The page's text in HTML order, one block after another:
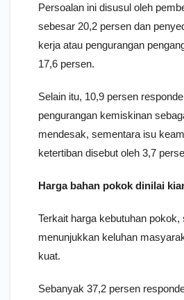
Persoalan ini disusul oleh
sebesar 20,2 persen dan
kerja atau pengurangan
17,6 persen.
Selain itu, 10,9 persen
pengurangan kemiskinan
mendesak, sementara isu
ketertiban disebut oleh 3,7
Harga bahan pokok dinilai
Terkait harga kebutuhan
menunjukkan keluhan
kuat.
Sebanyak 37,2 persen